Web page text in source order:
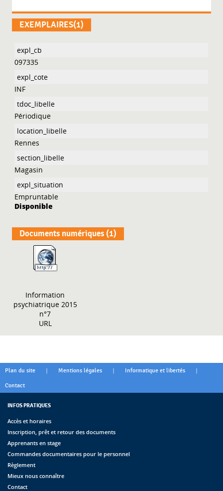
EXEMPLAIRES(1)
097335
INF
Périodique
Rennes
Magasin
Empruntable
Disponible
Documents numériques (1)
Information
psychiatrique 2015
n°7
URL
Plan du site | Mentions légales | Informatique et libertés |
Contact
INFOS PRATIQUES
Accès et horaires
Inscription, prêt et retour des documents
Apprenants en stage
Commandes documentaires pour le personnel
Règlement
Mieux nous connaître
Contact